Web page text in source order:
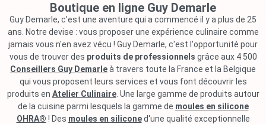
Boutique en ligne Guy Demarle
Guy Demarle, c'est une aventure qui a commencé il y a plus de 25
ans. Notre devise : vous proposer une expérience culinaire comme
jamais vous n'en avez vécu ! Guy Demarle, c'est l'opportunité pour
vous de trouver des produits de professionnels grâce aux 4 500
Conseillers Guy Demarleà travers toute la France et la Belgique
qui vous proposent leurs services et vous font découvrir les
produits en Atelier Culinaire. Une large gamme de produits autour
de la cuisine parmi lesquels la gamme de moules en silicone
OHRA® ! Des moules en siliconed'une qualité exceptionnelle